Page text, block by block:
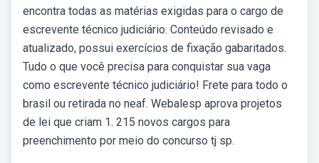
encontra todas as matérias exigidas para o cargo de
escrevente técnico judiciário. Conteúdo revisado e
atualizado, possui exercícios de fixação gabaritados.
Tudo o que você precisa para conquistar sua vaga
como escrevente técnico judiciário! Frete para todo o
brasil ou retirada no neaf. Webalesp aprova projetos
de lei que criam 1. 215 novos cargos para
preenchimento por meio do concurso tj sp.